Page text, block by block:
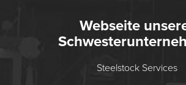
Webseite
Steelstock Services